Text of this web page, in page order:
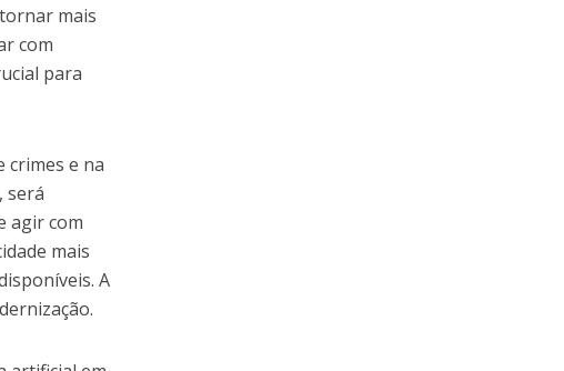
mais
com
para
crimes e na
será
agir com
mais
A